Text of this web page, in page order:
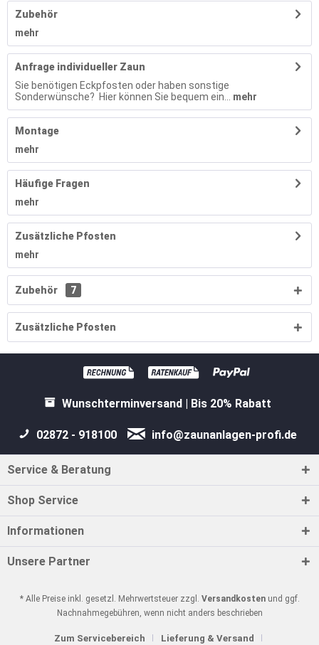
Zubehör
mehr
Anfrage individueller Zaun
Sie benötigen Eckpfosten oder haben sonstige
Sonderwünsche? Hier können Sie bequem ein...
mehr
Montage
mehr
Häufige Fragen
mehr
Zusätzliche Pfosten
mehr
Zubehör 7
Zusätzliche Pfosten
Wunschterminversand | Bis 20% Rabatt
02872 - 918100 info@zaunanlagen-profi.de
Service & Beratung
Shop Service
Informationen
Unsere Partner
* Alle Preise inkl. gesetzl. Mehrwertsteuer zzgl. Versandkostenund ggf.
Nachnahmegebühren, wenn nicht anders beschrieben
Zum Servicebereich Lieferung & Versand